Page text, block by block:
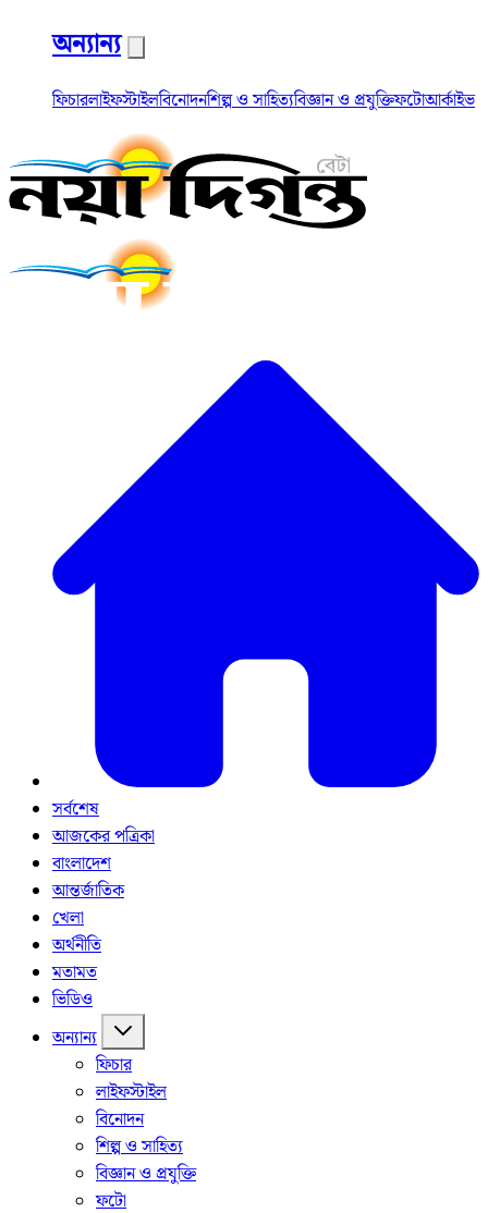
অন্যান্য
ফিচারলাইফস্টাইলবিনোদনশিল্প ও সাহিত্যবিজ্ঞান ও প্রযুক্তিফটোআর্কাইভ
সর্বশেষ
আজকের পত্রিকা
বাংলাদেশ
আন্তর্জাতিক
খেলা
অর্থনীতি
মতামত
ভিডিও
অন্যান্য
ফিচার
লাইফস্টাইল
বিনোদন
শিল্প ও সাহিত্য
বিজ্ঞান ও প্রযুক্তি
ফটো